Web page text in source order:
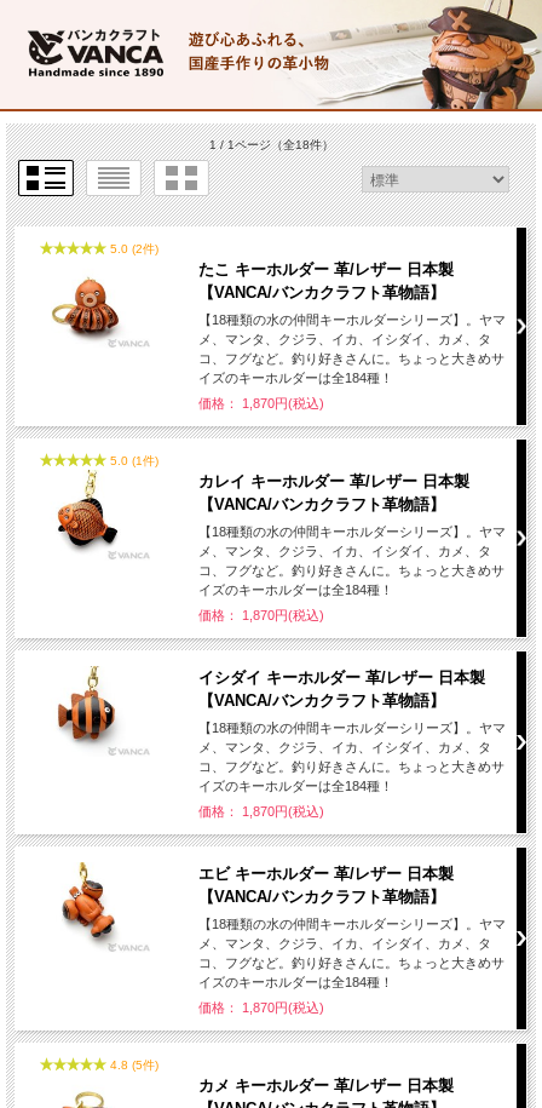
1 / 1ページ（全18件）
5.0 (2件)
たこ キーホルダー 革/レザー 日本製
【VANCA/バンカクラフト革物語】
【18種類の水の仲間キーホルダーシリーズ】。ヤマ
メ、マンタ、クジラ、イカ、イシダイ、カメ、タ
コ、フグなど。釣り好きさんに。ちょっと大きめサ
イズのキーホルダーは全184種！
価格： 1,870円(税込)
5.0 (1件)
カレイ キーホルダー 革/レザー 日本製
【VANCA/バンカクラフト革物語】
【18種類の水の仲間キーホルダーシリーズ】。ヤマ
メ、マンタ、クジラ、イカ、イシダイ、カメ、タ
コ、フグなど。釣り好きさんに。ちょっと大きめサ
イズのキーホルダーは全184種！
価格： 1,870円(税込)
イシダイ キーホルダー 革/レザー 日本製
【VANCA/バンカクラフト革物語】
【18種類の水の仲間キーホルダーシリーズ】。ヤマ
メ、マンタ、クジラ、イカ、イシダイ、カメ、タ
コ、フグなど。釣り好きさんに。ちょっと大きめサ
イズのキーホルダーは全184種！
価格： 1,870円(税込)
エビ キーホルダー 革/レザー 日本製
【VANCA/バンカクラフト革物語】
【18種類の水の仲間キーホルダーシリーズ】。ヤマ
メ、マンタ、クジラ、イカ、イシダイ、カメ、タ
コ、フグなど。釣り好きさんに。ちょっと大きめサ
イズのキーホルダーは全184種！
価格： 1,870円(税込)
4.8 (5件)
カメ キーホルダー 革/レザー 日本製